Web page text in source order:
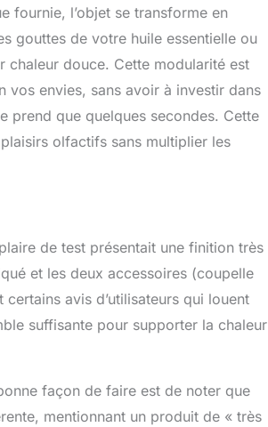
fournie, l’objet se transforme en
gouttes de votre huile essentielle ou
chaleur douce. Cette modularité est
vos envies, sans avoir à investir dans
prend que quelques secondes. Cette
olfactifs sans multiplier les
de test présentait une finition très
et les deux accessoires (coupelle
avis d’utilisateurs qui louent
suffisante pour supporter la chaleur
façon de faire est de noter que
mentionnant un produit de « très